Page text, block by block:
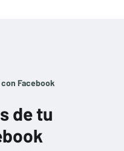
Facebook
de tu